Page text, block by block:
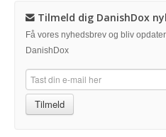
Tilmeld dig DanishDox
Få vores nyhedsbrev og bliv
DanishDox
Tilmeld